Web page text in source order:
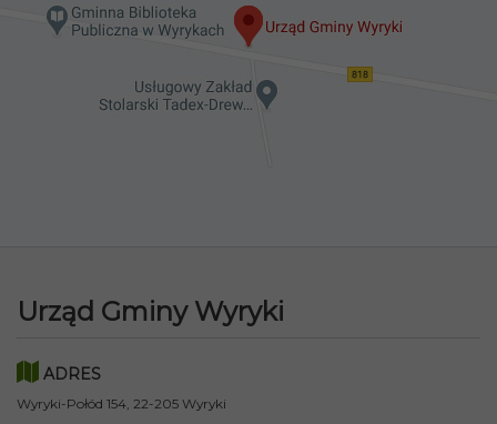
Urząd Gminy Wyryki
ADRES
Wyryki-Połód 154, 22-205 Wyryki